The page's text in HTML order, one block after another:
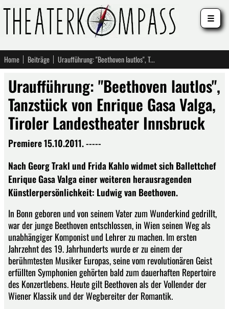
Home Beiträge Uraufführung: "Beethoven lautlos", Tanzstück von Enrique Gasa Valga, Tiroler Landestheater Innsbruck
Uraufführung: "Beethoven lautlos",
Tanzstück von Enrique Gasa Valga,
Tiroler Landestheater Innsbruck
Premiere 15.10.2011. -----
Nach Georg Trakl und Frida Kahlo widmet sich Ballettchef
Enrique Gasa Valga einer weiteren herausragenden
Künstlerpersönlichkeit: Ludwig van Beethoven.
In Bonn geboren und von seinem Vater zum Wunderkind gedrillt,
war der junge Beethoven entschlossen, in Wien seinen Weg als
unabhängiger Komponist und Lehrer zu machen. Im ersten
Jahrzehnt des 19. Jahrhunderts wurde er zu einem der
berühmtesten Musiker Europas, seine vom revolutionären Geist
erfüllten Symphonien gehörten bald zum dauerhaften Repertoire
des Konzertlebens. Heute gilt Beethoven als der Vollender der
Wiener Klassik und der Wegbereiter der Romantik.
☰